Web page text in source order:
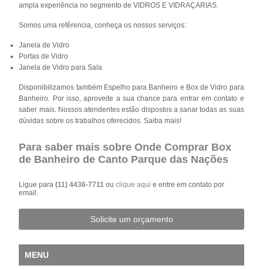
ampla experiência no segmento de VIDROS E VIDRAÇARIAS.
Somos uma refêrencia, conheça os nossos serviços:
Janela de Vidro
Portas de Vidro
Janela de Vidro para Sala
Disponibilizamos também Espelho para Banheiro e Box de Vidro para
Banheiro. Por isso, aproveite a sua chance para entrar em contato e
saber mais. Nossos atendentes estão dispostos a sanar todas as suas
dúvidas sobre os trabalhos oferecidos. Saiba mais!
Para saber mais sobre Onde Comprar Box
de Banheiro de Canto Parque das Nações
Ligue para(11) 4436-7711ouclique aqui e entre em contato por
email.
Solicite um orçamento
MENU